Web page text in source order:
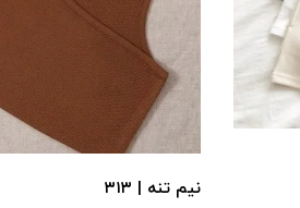
نیم تنه | ۳۱۳